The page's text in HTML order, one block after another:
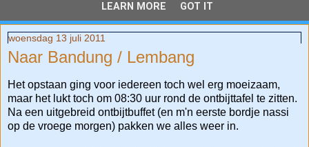
woensdag 13 juli 2011
Naar Bandung / Lembang
Het opstaan ging voor iedereen toch wel erg moeizaam,
maar het lukt toch om 08:30 uur rond de ontbijttafel te zitten.
Na een uitgebreid ontbijtbuffet (en m'n eerste bordje nassi
op de vroege morgen) pakken we alles weer in.
LEARN MORE GOT IT